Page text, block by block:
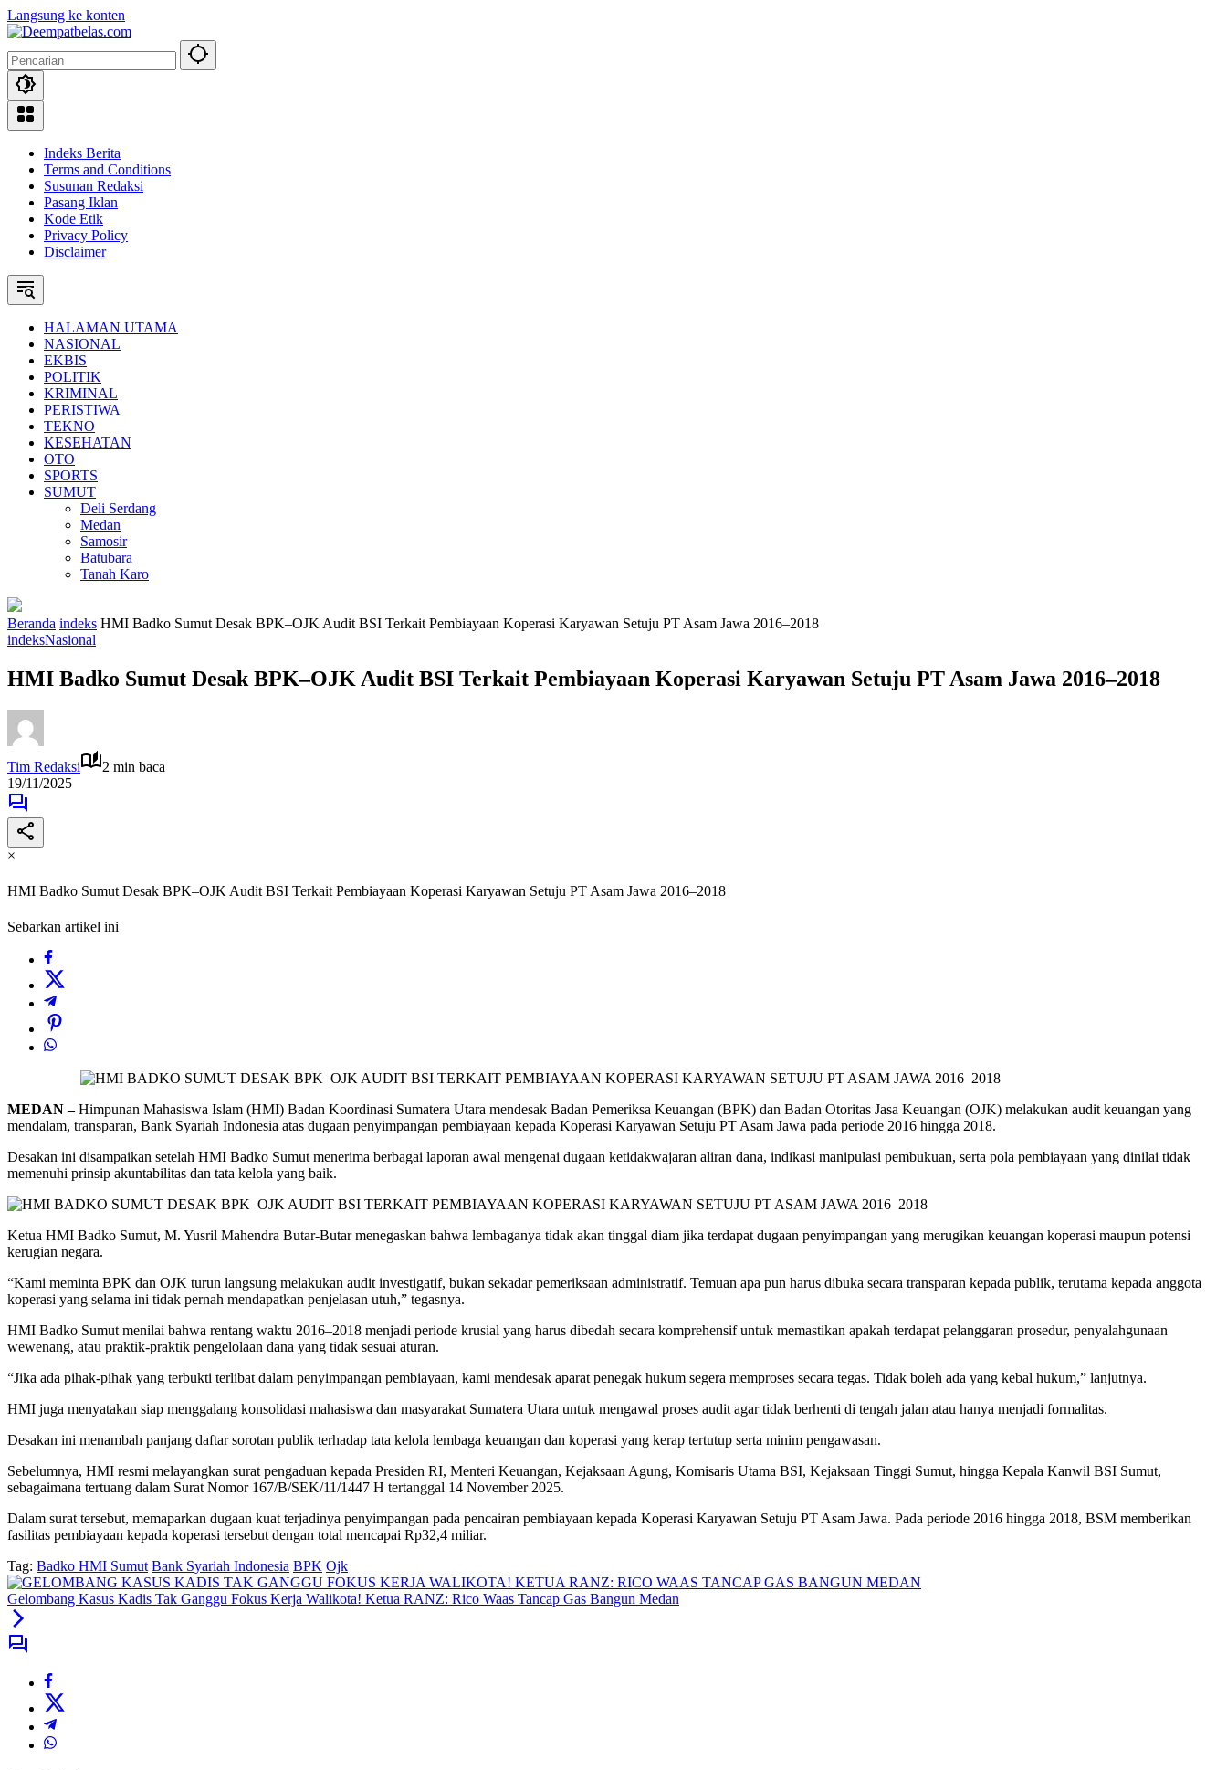
Langsung ke konten
Indeks Berita
Terms and Conditions
Susunan Redaksi
Pasang Iklan
Kode Etik
Privacy Policy
Disclaimer
HALAMAN UTAMA
NASIONAL
EKBIS
POLITIK
KRIMINAL
PERISTIWA
TEKNO
KESEHATAN
OTO
SPORTS
SUMUT
Deli Serdang
Medan
Samosir
Batubara
Tanah Karo
Beranda indeks HMI Badko Sumut Desak BPK–OJK Audit BSI Terkait Pembiayaan Koperasi Karyawan Setuju PT Asam Jawa 2016–2018
indeksNasional
HMI Badko Sumut Desak BPK–OJK Audit BSI Terkait Pembiayaan Koperasi Karyawan Setuju PT Asam Jawa 2016–2018
Tim Redaksi
2 min baca
19/11/2025
×
HMI Badko Sumut Desak BPK–OJK Audit BSI Terkait Pembiayaan Koperasi Karyawan Setuju PT Asam Jawa 2016–2018
Sebarkan artikel ini
MEDAN –Himpunan Mahasiswa Islam (HMI) Badan Koordinasi Sumatera Utara mendesak Badan Pemeriksa Keuangan (BPK) dan Badan Otoritas Jasa Keuangan (OJK) melakukan audit keuangan yang
mendalam, transparan, Bank Syariah Indonesia atas dugaan penyimpangan pembiayaan kepada Koperasi Karyawan Setuju PT Asam Jawa pada periode 2016 hingga 2018.
Desakan ini disampaikan setelah HMI Badko Sumut menerima berbagai laporan awal mengenai dugaan ketidakwajaran aliran dana, indikasi manipulasi pembukuan, serta pola pembiayaan yang dinilai tidak
memenuhi prinsip akuntabilitas dan tata kelola yang baik.
Ketua HMI Badko Sumut, M. Yusril Mahendra Butar-Butar menegaskan bahwa lembaganya tidak akan tinggal diam jika terdapat dugaan penyimpangan yang merugikan keuangan koperasi maupun potensi
kerugian negara.
“Kami meminta BPK dan OJK turun langsung melakukan audit investigatif, bukan sekadar pemeriksaan administratif. Temuan apa pun harus dibuka secara transparan kepada publik, terutama kepada anggota
koperasi yang selama ini tidak pernah mendapatkan penjelasan utuh,” tegasnya.
HMI Badko Sumut menilai bahwa rentang waktu 2016–2018 menjadi periode krusial yang harus dibedah secara komprehensif untuk memastikan apakah terdapat pelanggaran prosedur, penyalahgunaan
wewenang, atau praktik-praktik pengelolaan dana yang tidak sesuai aturan.
“Jika ada pihak-pihak yang terbukti terlibat dalam penyimpangan pembiayaan, kami mendesak aparat penegak hukum segera memproses secara tegas. Tidak boleh ada yang kebal hukum,” lanjutnya.
HMI juga menyatakan siap menggalang konsolidasi mahasiswa dan masyarakat Sumatera Utara untuk mengawal proses audit agar tidak berhenti di tengah jalan atau hanya menjadi formalitas.
Desakan ini menambah panjang daftar sorotan publik terhadap tata kelola lembaga keuangan dan koperasi yang kerap tertutup serta minim pengawasan.
Sebelumnya, HMI resmi melayangkan surat pengaduan kepada Presiden RI, Menteri Keuangan, Kejaksaan Agung, Komisaris Utama BSI, Kejaksaan Tinggi Sumut, hingga Kepala Kanwil BSI Sumut,
sebagaimana tertuang dalam Surat Nomor 167/B/SEK/11/1447 H tertanggal 14 November 2025.
Dalam surat tersebut, memaparkan dugaan kuat terjadinya penyimpangan pada pencairan pembiayaan kepada Koperasi Karyawan Setuju PT Asam Jawa. Pada periode 2016 hingga 2018, BSM memberikan
fasilitas pembiayaan kepada koperasi tersebut dengan total mencapai Rp32,4 miliar.
Tag: Badko HMI Sumut Bank Syariah Indonesia BPK Ojk
Gelombang Kasus Kadis Tak Ganggu Fokus Kerja Walikota! Ketua RANZ: Rico Waas Tancap Gas Bangun Medan